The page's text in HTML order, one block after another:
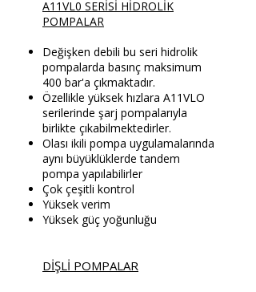
A11VL0 SERİSİ HİDROLİK
POMPALAR
Değişken debili bu seri hidrolik
pompalarda basınç maksimum
400 bar'a çıkmaktadır.
Özellikle yüksek hızlara A11VLO
serilerinde şarj pompalarıyla
birlikte çıkabilmektedirler.
Olası ikili pompa uygulamalarında
aynı büyüklüklerde tandem
pompa yapılabilirler
Çok çeşitli kontrol
Yüksek verim
Yüksek güç yoğunluğu
DİŞLİ POMPALAR